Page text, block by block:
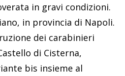
in gravi condizioni.
in provincia di Napoli.
dei carabinieri
di Cisterna,
bis insieme al